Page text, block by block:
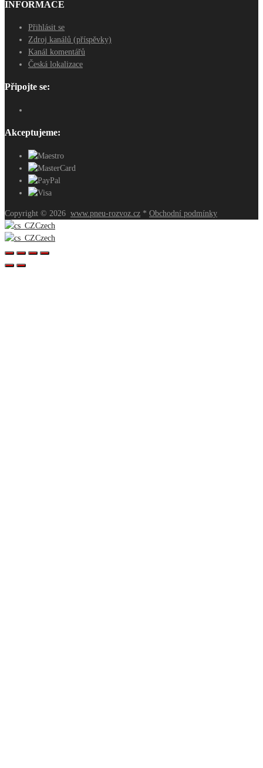
INFORMACE
Přihlásit se
Zdroj kanálů (příspěvky)
Kanál komentářů
Česká lokalizace
Připojte se:
Akceptujeme:
Copyright © 2026 www.pneu-rozvoz.cz * Obchodní podmínky
Czech
Czech